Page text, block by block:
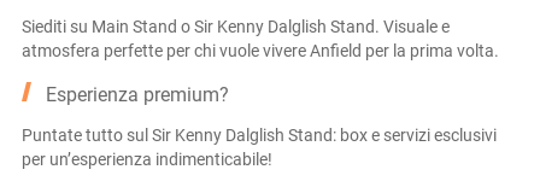
Siediti su Main Stand o Sir Kenny Dalglish Stand. Visuale e
atmosfera perfette per chi vuole vivere Anfield per la prima volta.
Esperienza premium?
Puntate tutto sul Sir Kenny Dalglish Stand: box e servizi esclusivi
per un’esperienza indimenticabile!